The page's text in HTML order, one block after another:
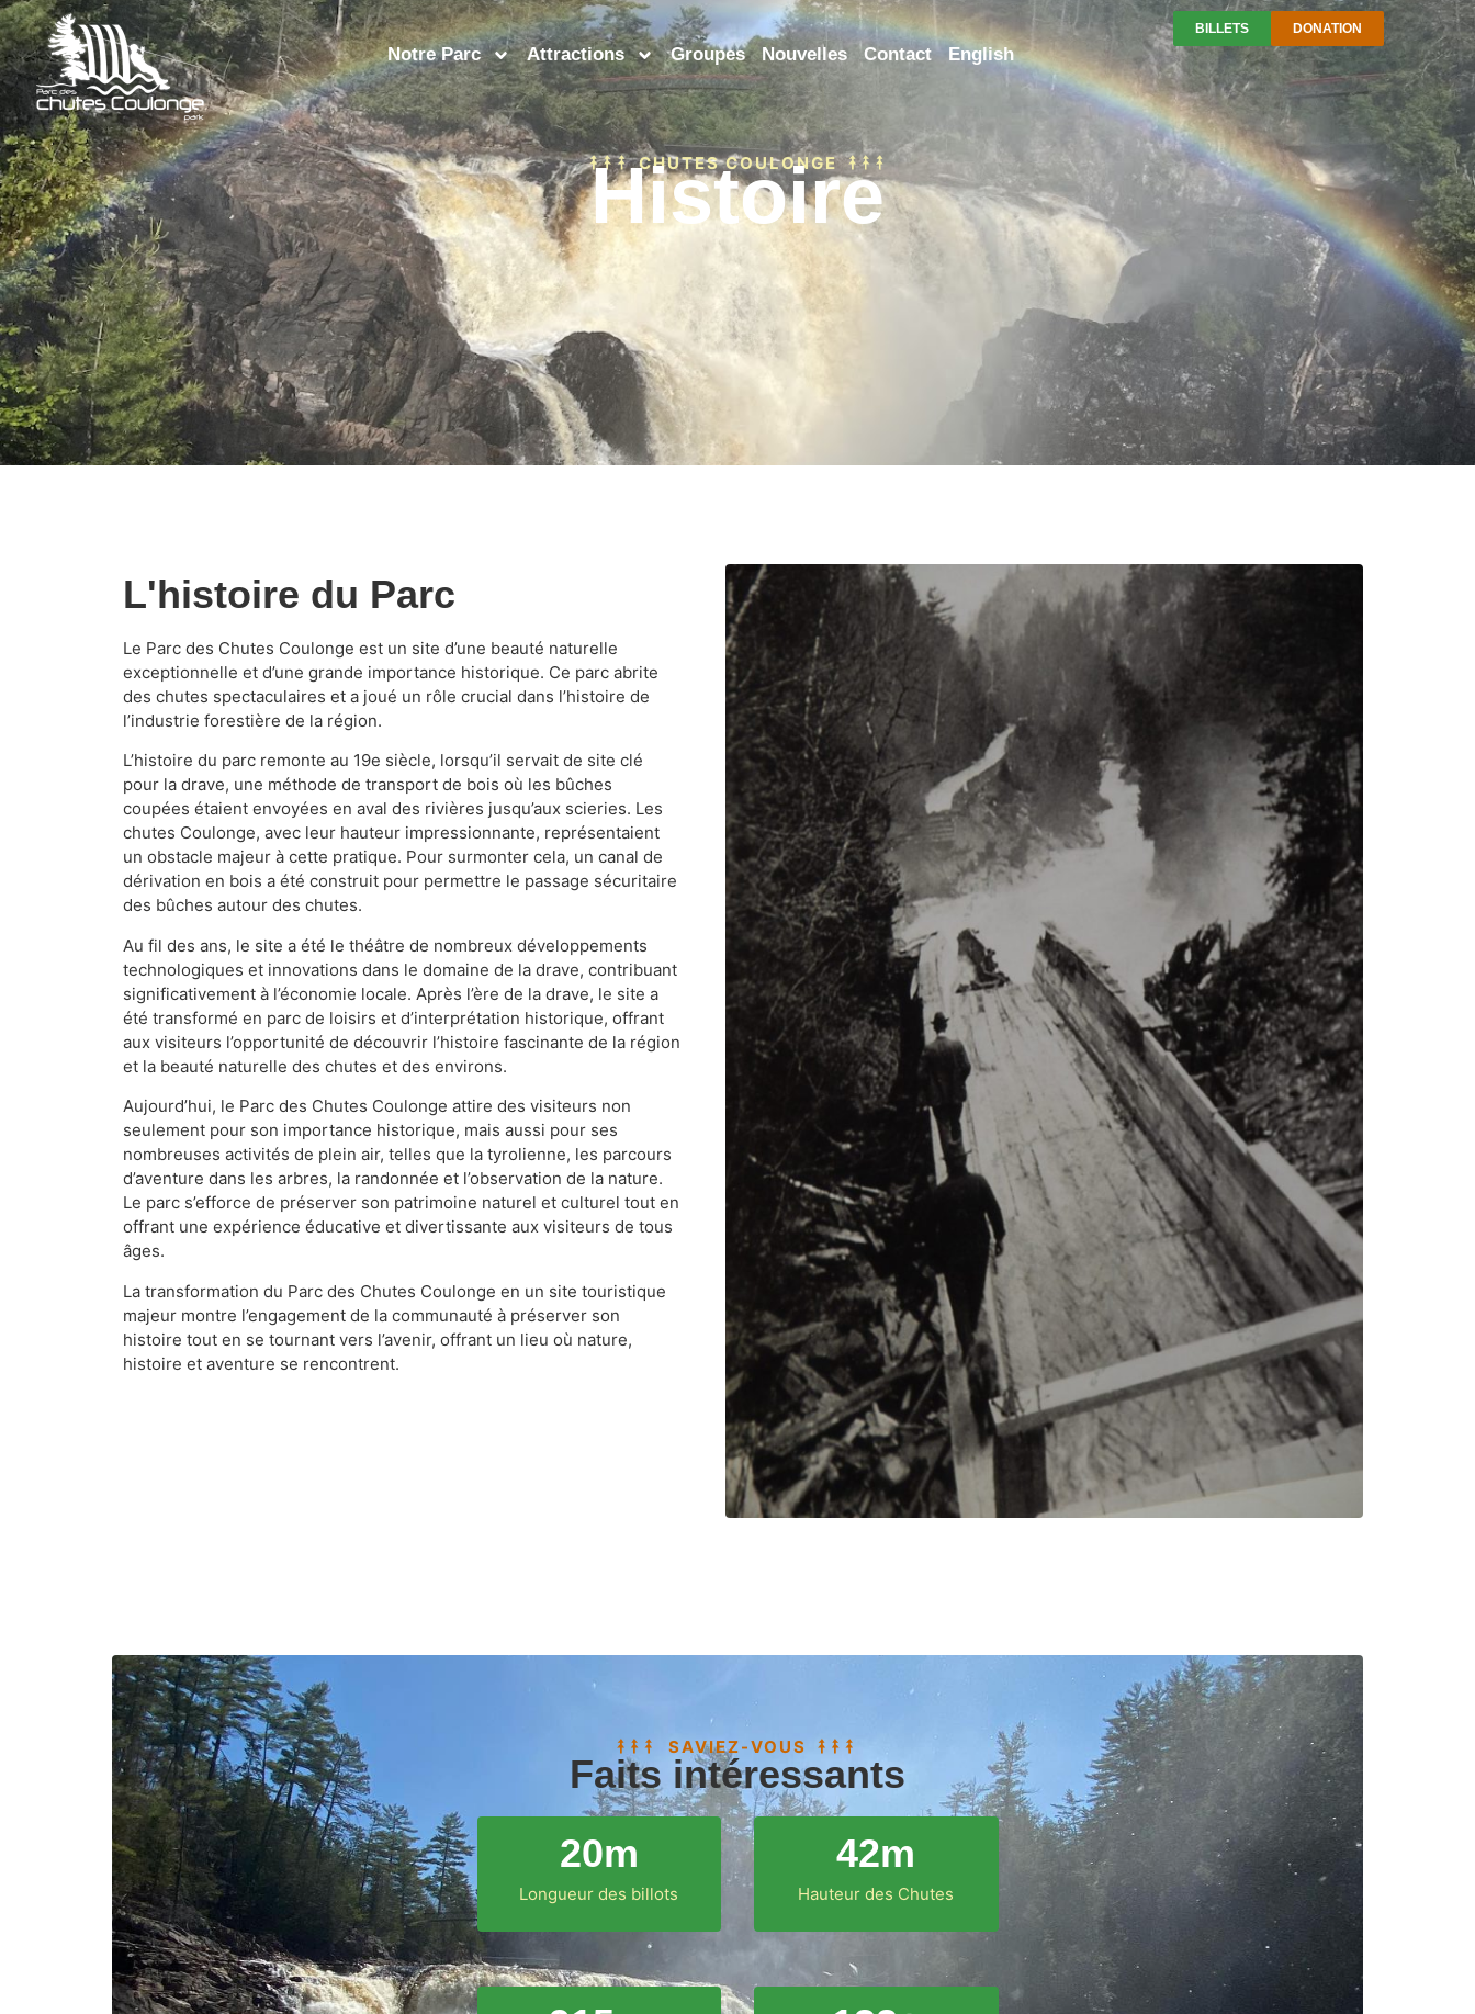
Notre Parc Attractions Groupes Nouvelles Contact English
BILLETS DONATION
CHUTES COULONGE
Histoire
L'histoire du Parc
Le Parc des Chutes Coulonge est un site d’une beauté naturelle
exceptionnelle et d’une grande importance historique. Ce parc abrite
des chutes spectaculaires et a joué un rôle crucial dans l’histoire de
l’industrie forestière de la région.
L’histoire du parc remonte au 19e siècle, lorsqu’il servait de site clé
pour la drave, une méthode de transport de bois où les bûches
coupées étaient envoyées en aval des rivières jusqu’aux scieries. Les
chutes Coulonge, avec leur hauteur impressionnante, représentaient
un obstacle majeur à cette pratique. Pour surmonter cela, un canal de
dérivation en bois a été construit pour permettre le passage sécuritaire
des bûches autour des chutes.
Au fil des ans, le site a été le théâtre de nombreux développements
technologiques et innovations dans le domaine de la drave, contribuant
significativement à l’économie locale. Après l’ère de la drave, le site a
été transformé en parc de loisirs et d’interprétation historique, offrant
aux visiteurs l’opportunité de découvrir l’histoire fascinante de la région
et la beauté naturelle des chutes et des environs.
Aujourd’hui, le Parc des Chutes Coulonge attire des visiteurs non
seulement pour son importance historique, mais aussi pour ses
nombreuses activités de plein air, telles que la tyrolienne, les parcours
d’aventure dans les arbres, la randonnée et l’observation de la nature.
Le parc s’efforce de préserver son patrimoine naturel et culturel tout en
offrant une expérience éducative et divertissante aux visiteurs de tous
âges.
La transformation du Parc des Chutes Coulonge en un site touristique
majeur montre l’engagement de la communauté à préserver son
histoire tout en se tournant vers l’avenir, offrant un lieu où nature,
histoire et aventure se rencontrent.
SAVIEZ-VOUS
Faits intéressants
Longueur des billots
20m
Hauteur des Chutes
42m